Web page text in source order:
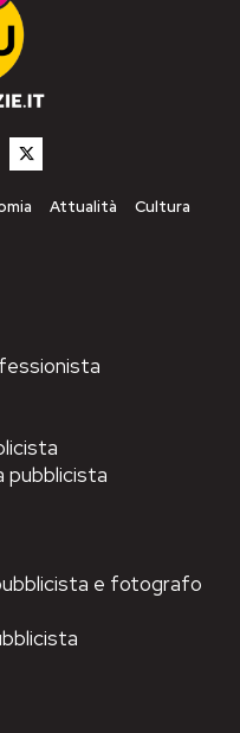
Attualità
Cultura
pubblicista
e fotografo